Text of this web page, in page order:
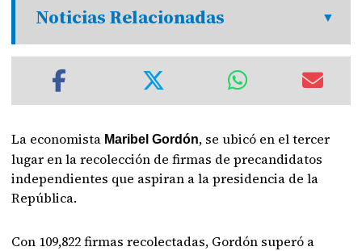
Noticias Relacionadas
La economista Maribel Gordón, se ubicó en el tercer
lugar en la recolección de firmas de precandidatos
independientes que aspiran a la presidencia de la
República.
Con 109,822 firmas recolectadas, Gordón superó a